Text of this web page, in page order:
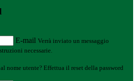
E-mail Verrà inviato un messaggio
necessarie.
nome utente? Effettua il reset della password